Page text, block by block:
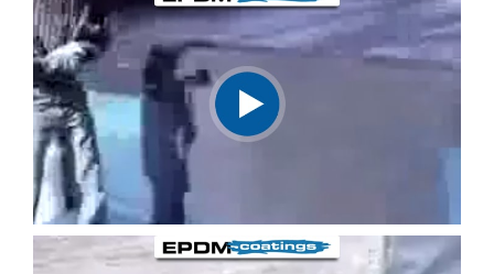
ASPERSORESPARA
TECHO
Quénes
somos
LISTA
DE
CLIENTES